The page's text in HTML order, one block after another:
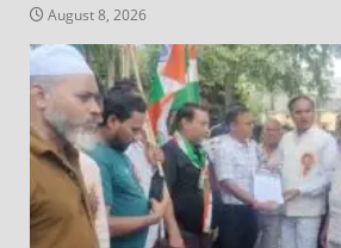
August 8, 2026